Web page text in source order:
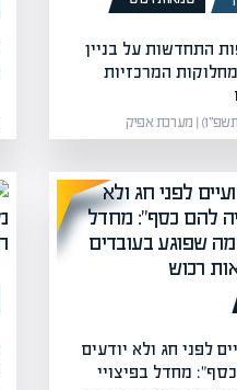
התחדשות על בניין
המרכזיות
לפני חג ולא יודעים
מחדל בפיצויי